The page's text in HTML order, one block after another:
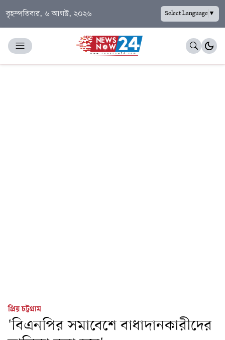
বৃহস্পতিবার, ৬ আগস্ট, ২০২৬ Select Language▼
প্রিয় চট্টগ্রাম
'বিএনপির সমাবেশে বাধাদানকারীদের